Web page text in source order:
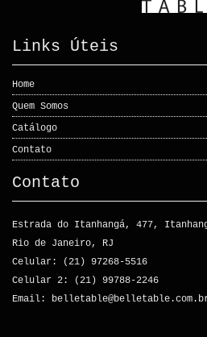
Links Úteis
Home
Quem Somos
Catálogo
Contato
Contato
Estrada do Itanhangá, 477,
Rio de Janeiro, RJ
Celular: (21) 97268-5516
Celular 2: (21) 99788-2246
Email: